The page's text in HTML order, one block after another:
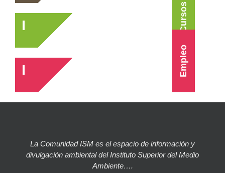
Cursos
Empleo
La Comunidad ISM es el espacio de información y
divulgación ambiental del Instituto Superior del Medio
Ambiente….